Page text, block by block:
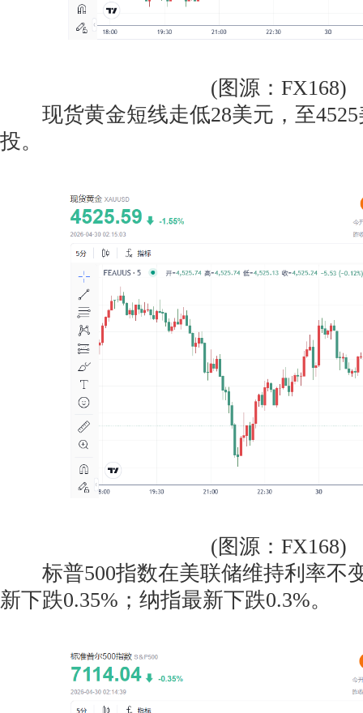
(图源：FX168)
现货黄金短线走低28美元，至4525
投。
(图源：FX168)
标普500指数在美联储维持利率不
新下跌0.35%；纳指最新下跌0.3%。